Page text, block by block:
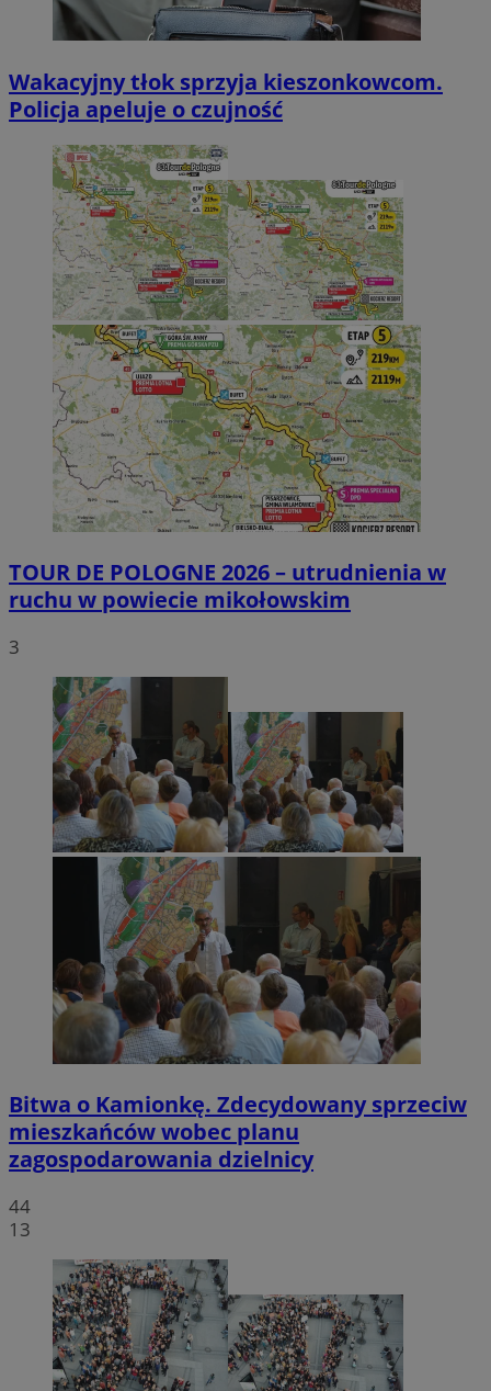
Wakacyjny tłok sprzyja kieszonkowcom.
Policja apeluje o czujność
TOUR DE POLOGNE 2026 – utrudnienia w
ruchu w powiecie mikołowskim
3
Bitwa o Kamionkę. Zdecydowany sprzeciw
mieszkańców wobec planu
zagospodarowania dzielnicy
44
13